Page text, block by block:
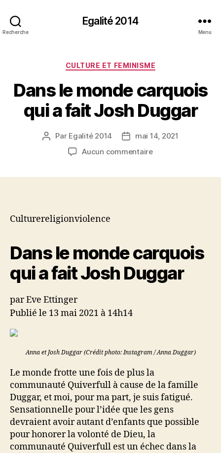
Recherche
Egalité 2014
Menu
Catégories
CULTURE ET FEMINISME
Dans le monde carquois
qui a fait Josh Duggar
Auteur
l’article
Par Egalité 2014
Datemai 14, 2021
Aucun commentairesur
Duggar
Culturereligionviolence
Dans le monde carquois
qui a fait Josh Duggar
par Eve Ettinger
Publié le 13 mai 2021 à 14h14
Anna et Josh Duggar (Crédit photo: Instagram / Anna Duggar)
Le monde frotte une fois de plus la
communauté Quiverfull à cause de la famille
Duggar, et moi, pour ma part, je suis fatigué.
Sensationnelle pour l’idée que les gens
devraient avoir autant d’enfants que possible
pour honorer la volonté de Dieu, la
communauté Quiverfull est un échec dans la